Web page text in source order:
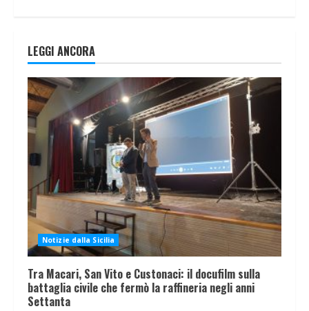
LEGGI ANCORA
Notizie dalla Sicilia
Tra Macari, San Vito e Custonaci: il docufilm sulla
battaglia civile che fermò la raffineria negli anni
Settanta